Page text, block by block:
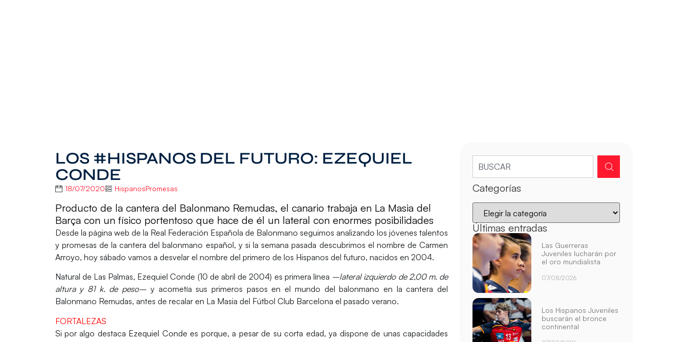
LOS #HISPANOS DEL FUTURO: EZEQUIEL
CONDE
18/07/2020 HispanosPromesas
Producto de la cantera del Balonmano Remudas, el canario trabaja en La Masia del
Barça con un físico portentoso que hace de él un lateral con enormes posibilidades
Desde la página web de la Real Federación Española de Balonmano seguimos analizando los jóvenes talentos
y promesas de la cantera del balonmano español, y si la semana pasada descubrimos el nombre de Carmen
Arroyo, hoy sábado vamos a desvelar el nombre del primero de los Hispanos del futuro, nacidos en 2004.
Natural de Las Palmas, Ezequiel Conde (10 de abril de 2004) es primera línea –lateral izquierdo de 2,00 m. de
altura y 81 k. de peso– y acometía sus primeros pasos en el mundo del balonmano en la cantera del
Balonmano Remudas, antes de recalar en La Masia del Fútbol Club Barcelona el pasado verano.
FORTALEZAS
Si por algo destaca Ezequiel Conde es porque, a pesar de su corta edad, ya dispone de unascapacidades
Categorías
Últimas entradas
Las Guerreras
Juveniles lucharán por
el oro mundialista
07/08/2026
Los Hispanos Juveniles
buscarán el bronce
continental